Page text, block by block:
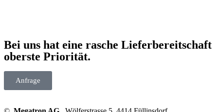
Bei uns hat eine rasche Lieferbereitschaft
oberste Priorität.
Anfrage